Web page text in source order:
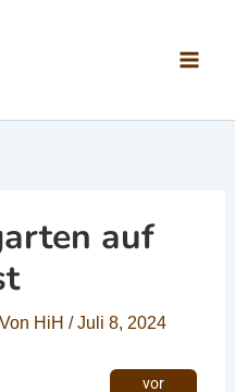
auf
HiH /Juli 8, 2024